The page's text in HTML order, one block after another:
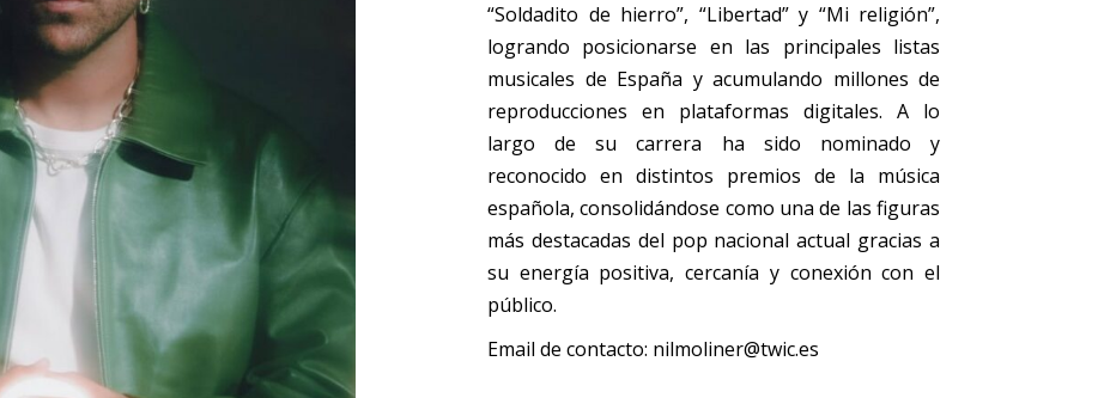
“Soldadito de hierro”, “Libertad” y “Mi religión”,
logrando posicionarse en las principales listas
musicales de España y acumulando millones de
reproducciones en plataformas digitales. A lo
largo de su carrera ha sido nominado y
reconocido en distintos premios de la música
española, consolidándose como una de las figuras
más destacadas del pop nacional actual gracias a
su energía positiva, cercanía y conexión con el
público.
Email de contacto: nilmoliner@twic.es